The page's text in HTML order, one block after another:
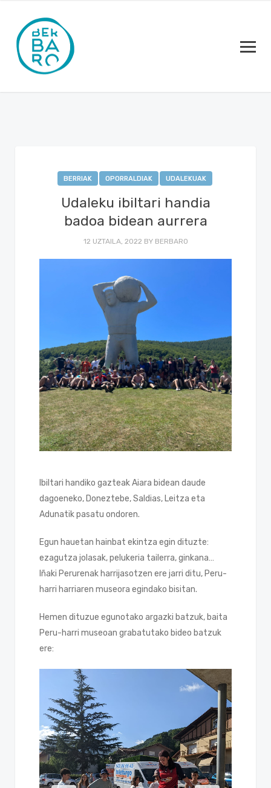
BERRIAK OPORRALDIAK UDALEKUAK
Udaleku ibiltari handia
badoa bidean aurrera
12 UZTAILA, 2022 BY BERBARO
Ibiltari handiko gazteak Aiara bidean daude
dagoeneko, Doneztebe, Saldias, Leitza eta
Adunatik pasatu ondoren.
Egun hauetan hainbat ekintza egin dituzte:
ezagutza jolasak, pelukeria tailerra, ginkana…
Iñaki Perurenak harrijasotzen ere jarri ditu, Peru-
harri harriaren museora egindako bisitan.
Hemen dituzue egunotako argazki batzuk, baita
Peru-harri museoan grabatutako bideo batzuk
ere: